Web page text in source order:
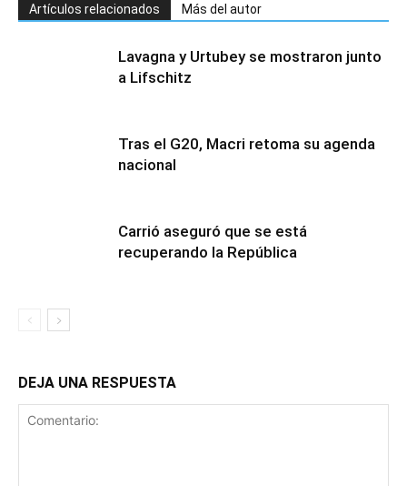
Artículos relacionados Más del autor
Lavagna y Urtubey se mostraron junto
a Lifschitz
Tras el G20, Macri retoma su agenda
nacional
Carrió aseguró que se está
recuperando la República
DEJA UNA RESPUESTA